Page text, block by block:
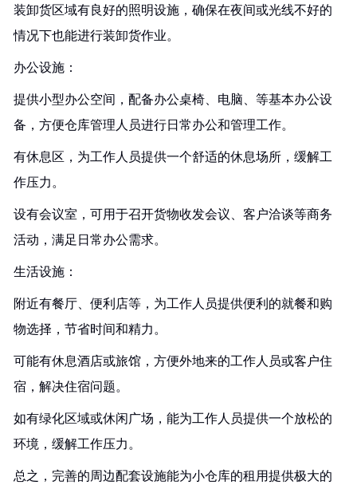
装卸货区域有良好的照明设施，确保在夜间或光线不好的
情况下也能进行装卸货作业。
办公设施：
提供小型办公空间，配备办公桌椅、电脑、等基本办公设
备，方便仓库管理人员进行日常办公和管理工作。
有休息区，为工作人员提供一个舒适的休息场所，缓解工
作压力。
设有会议室，可用于召开货物收发会议、客户洽谈等商务
活动，满足日常办公需求。
生活设施：
附近有餐厅、便利店等，为工作人员提供便利的就餐和购
物选择，节省时间和精力。
可能有休息酒店或旅馆，方便外地来的工作人员或客户住
宿，解决住宿问题。
如有绿化区域或休闲广场，能为工作人员提供一个放松的
环境，缓解工作压力。
总之，完善的周边配套设施能为小仓库的租用提供极大的